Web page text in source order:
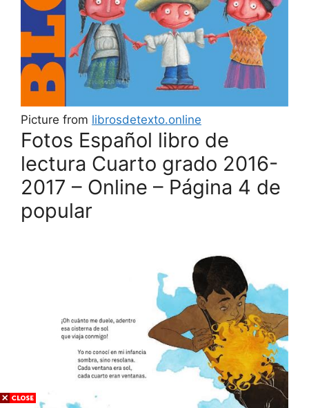
Picture from librosdetexto.online
Fotos Español libro de
lectura Cuarto grado 2016-
2017 – Online – Página 4 de
popular